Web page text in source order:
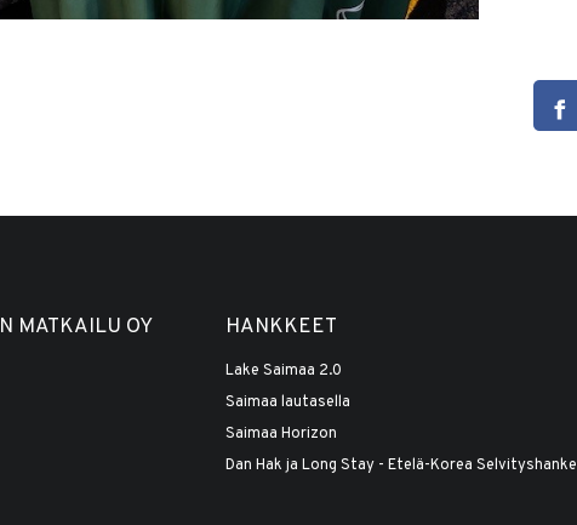
MATKAILU OY HANKKEET
Lake Saimaa 2.0
Saimaa lautasella
Saimaa Horizon
Dan Hak ja Long Stay - Etelä-Korea Selvityshanke